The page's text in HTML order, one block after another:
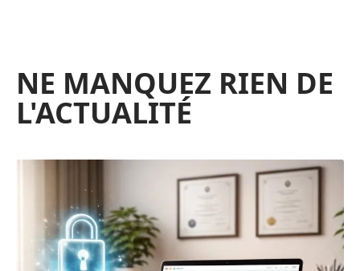
NE MANQUEZ RIEN DE
L'ACTUALITÉ